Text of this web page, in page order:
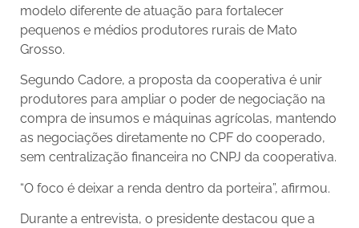
modelo diferente de atuação para fortalecer
pequenos e médios produtores rurais de Mato
Grosso.
Segundo Cadore, a proposta da cooperativa é unir
produtores para ampliar o poder de negociação na
compra de insumos e máquinas agrícolas, mantendo
as negociações diretamente no CPF do cooperado,
sem centralização financeira no CNPJ da cooperativa.
“O foco é deixar a renda dentro da porteira”, afirmou.
Durante a entrevista, o presidente destacou que a